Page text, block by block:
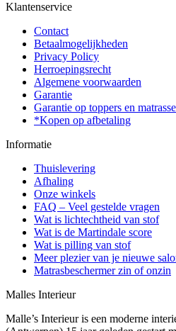
Klantenservice
Contact
Betaalmogelijkheden
Privacy Policy
Herroepingsrecht
Algemene voorwaarden
Garantie
Garantie op toppers en
*Kopen op afbetaling
Informatie
Thuislevering
Afhaling
Onze winkels
FAQ – Veel gestelde vragen
Wat is lichtechtheid van stof
Wat is de Martindale score
Wat is pilling van stof
Meer plezier van je nieuwe
Matrasbeschermer zin of onzin
Malles Interieur
Malle’s Interieur is een moderne